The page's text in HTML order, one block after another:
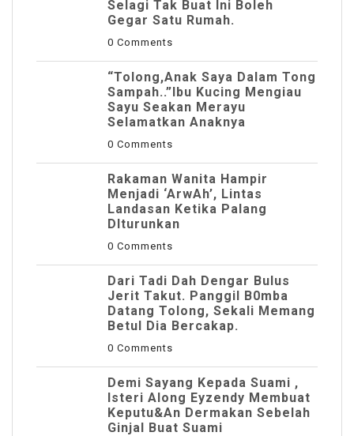
Selagi Tak Buat Ini Boleh
Gegar Satu Rumah.
0 Comments
“Tolong,Anak Saya Dalam Tong
Sampah..”Ibu Kucing Mengiau
Sayu Seakan Merayu
Selamatkan Anaknya
0 Comments
Rakaman Wanita Hampir
Menjadi ‘ArwAh’, Lintas
Landasan Ketika Palang
DIturunkan
0 Comments
Dari Tadi Dah Dengar Bulus
Jerit Takut. Panggil B0mba
Datang Tolong, Sekali Memang
Betul Dia Bercakap.
0 Comments
Demi Sayang Kepada Suami ,
Isteri Along Eyzendy Membuat
Keputu&an Dermakan Sebelah
Ginjal Buat Suami